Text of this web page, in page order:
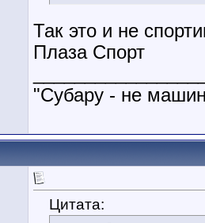
Так это и не
Плаза Спорт
"Субару - не
Цитата: